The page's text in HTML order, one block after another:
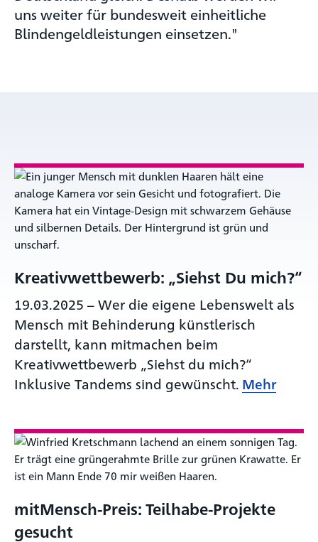
uns weiter für bundesweit einheitliche
Blindengeldleistungen einsetzen."
Kreativwettbewerb: „Siehst Du mich?“
19.03.2025 – Wer die eigene Lebenswelt als
Mensch mit Behinderung künstlerisch
darstellt, kann mitmachen beim
Kreativwettbewerb „Siehst du mich?“
Inklusive Tandems sind gewünscht. Mehr
mitMensch-Preis: Teilhabe-Projekte
gesucht